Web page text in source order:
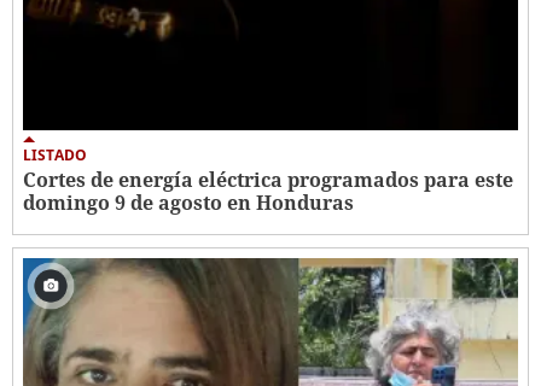
LISTADO
Cortes de energía eléctrica programados para este
domingo 9 de agosto en Honduras